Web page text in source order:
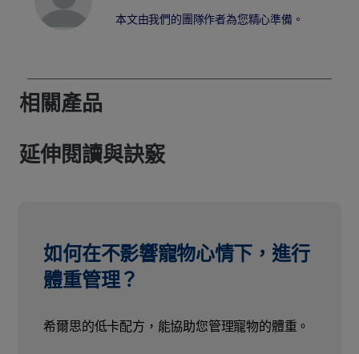
本文由我們的團隊作者為您精心準備。
相關產品
延伸閱讀與訣竅
如何在不影響寵物心情下，進行
體重管理？
希爾思的低卡配方，能協助您管理寵物的體重。